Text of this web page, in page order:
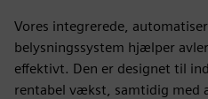
Vores integrerede,
belysningssystem hjælper
effektivt. Den er designet til
rentabel vækst, samtidig med